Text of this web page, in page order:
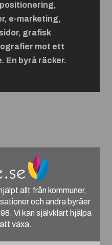
e-marketing,
grafisk
mot ett
En byrå räcker.
allt från kommuner,
och andra byråer
Vi kan självklart hjälpa
växa.